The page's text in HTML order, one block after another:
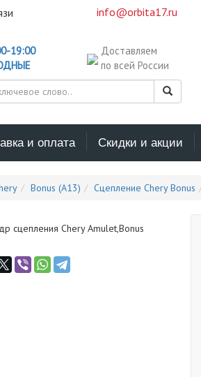
info@orbita17.ru
19:00
Доставляем
по всей России
и оплата Скидки и акции
Bonus (A13) Сцепление Chery Bonus